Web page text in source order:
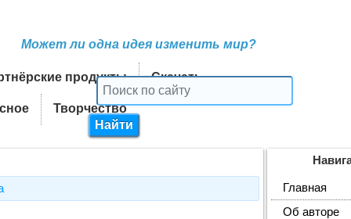
Может ли одна идея изменить мир?
продукты Скачать
Творчество
Главная
Об авторе